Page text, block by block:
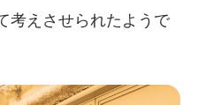
考えさせられたようで